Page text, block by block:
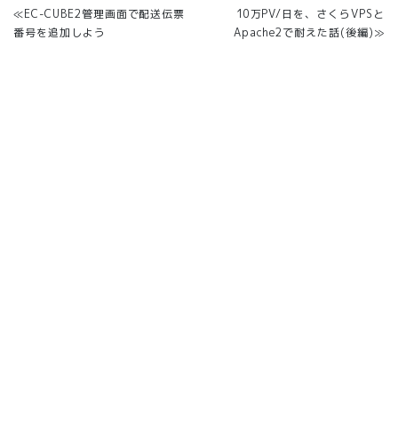
≪EC-CUBE2管理画面で配送伝票
番号を追加しよう
10万PV/日を、さくらVPSと
Apache2で耐えた話(後編)≫